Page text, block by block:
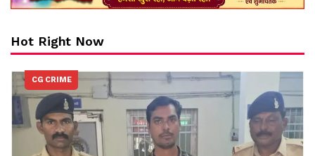
Hot Right Now
CG CRIME